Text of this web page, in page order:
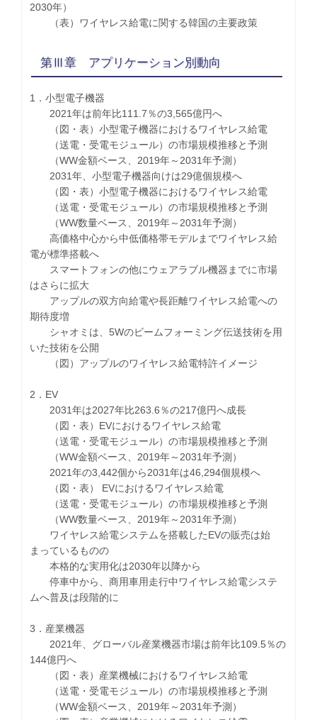
2030年）
（表）ワイヤレス給電に関する韓国の主要政策
第Ⅲ章 アプリケーション別動向
1．小型電子機器
2021年は前年比111.7％の3,565億円へ
（図・表）小型電子機器におけるワイヤレス給電
（送電・受電モジュール）の市場規模推移と予測
（WW金額ベース、2019年～2031年予測）
2031年、小型電子機器向けは29億個規模へ
（図・表）小型電子機器におけるワイヤレス給電
（送電・受電モジュール）の市場規模推移と予測
（WW数量ベース、2019年～2031年予測）
高価格中心から中低価格帯モデルまでワイヤレス給
電が標準搭載へ
スマートフォンの他にウェアラブル機器までに市場
はさらに拡大
アップルの双方向給電や長距離ワイヤレス給電への
期待度増
シャオミは、5Wのビームフォーミング伝送技術を用
いた技術を公開
（図）アップルのワイヤレス給電特許イメージ
2．EV
2031年は2027年比263.6％の217億円へ成長
（図・表）EVにおけるワイヤレス給電
（送電・受電モジュール）の市場規模推移と予測
（WW金額ベース、2019年～2031年予測）
2021年の3,442個から2031年は46,294個規模へ
（図・表） EVにおけるワイヤレス給電
（送電・受電モジュール）の市場規模推移と予測
（WW数量ベース、2019年～2031年予測）
ワイヤレス給電システムを搭載したEVの販売は始
まっているものの
本格的な実用化は2030年以降から
停車中から、商用車用走行中ワイヤレス給電システ
ムへ普及は段階的に
3．産業機器
2021年、グローバル産業機器市場は前年比109.5％の
144億円へ
（図・表）産業機械におけるワイヤレス給電
（送電・受電モジュール）の市場規模推移と予測
（WW金額ベース、2019年～2031年予測）